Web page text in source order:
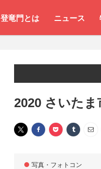
登竜門とは ニュース
2020 さいた
写真・フォトコン